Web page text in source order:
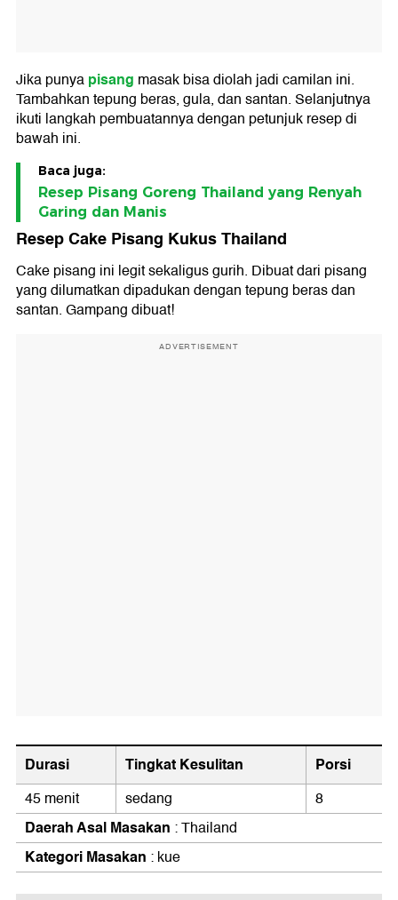
Jika punyapisang masak bisa diolah jadi camilan ini.
Tambahkan tepung beras, gula, dan santan. Selanjutnya
ikuti langkah pembuatannya dengan petunjuk resep di
bawah ini.
Baca juga:
Resep Pisang Goreng Thailand yang Renyah
Garing dan Manis
Resep Cake Pisang Kukus Thailand
Cake pisang ini legit sekaligus gurih. Dibuat dari pisang
yang dilumatkan dipadukan dengan tepung beras dan
santan. Gampang dibuat!
ADVERTISEMENT
Durasi Tingkat Kesulitan Porsi
45 menit sedang 8
Daerah Asal Masakan : Thailand
Kategori Masakan : kue